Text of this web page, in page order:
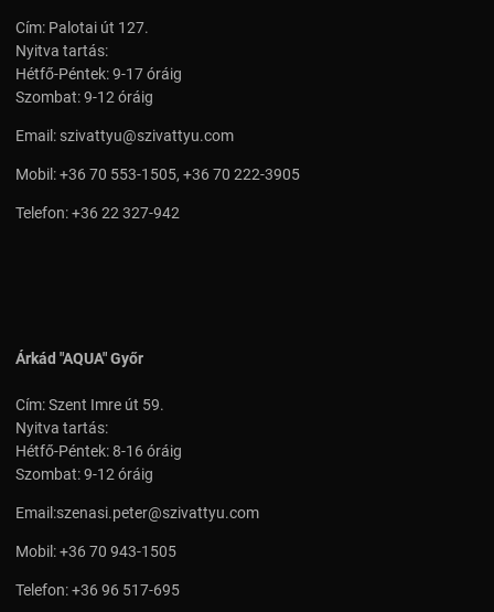
Cím: Palotai út 127.
Nyitva tartás:
Hétfő-Péntek: 9-17 óráig
Szombat: 9-12 óráig
Email: szivattyu@szivattyu.com
Mobil:+36 70 553-1505, +36 70 222-3905
Telefon:+36 22 327-942
Árkád "AQUA" Győr
Cím: Szent Imre út 59.
Nyitva tartás:
Hétfő-Péntek: 8-16 óráig
Szombat: 9-12 óráig
Email:szenasi.peter@szivattyu.com
Mobil:+36 70 943-1505
Telefon:+36 96 517-695